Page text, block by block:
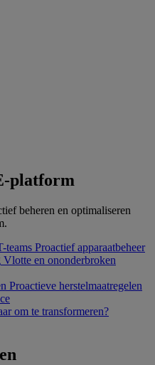
platform
beheren en optimaliseren
teams Proactief apparaatbeheer
Vlotte en ononderbroken
Proactieve herstelmaatregelen
om te transformeren?